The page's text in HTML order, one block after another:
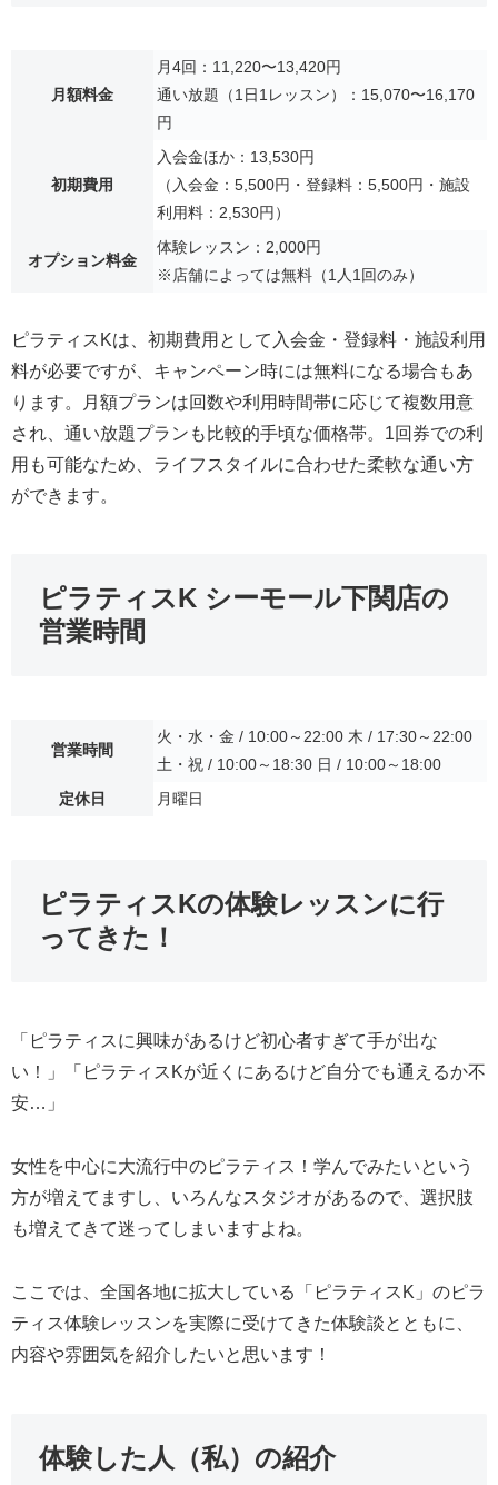
月額料金
月4回：11,220〜13,420円
通い放題（1日1レッスン）：15,070〜16,170
円
初期費用
入会金ほか：13,530円
（入会金：5,500円・登録料：5,500円・施設
利用料：2,530円）
オプション料金
体験レッスン：2,000円
※店舗によっては無料（1人1回のみ）
ピラティスKは、初期費用として入会金・登録料・施設利用
料が必要ですが、キャンペーン時には無料になる場合もあ
ります。月額プランは回数や利用時間帯に応じて複数用意
され、通い放題プランも比較的手頃な価格帯。1回券での利
用も可能なため、ライフスタイルに合わせた柔軟な通い方
ができます。
ピラティスK シーモール下関店の
営業時間
営業時間
火・水・金 / 10:00～22:00 木 / 17:30～22:00
土・祝 / 10:00～18:30 日 / 10:00～18:00
定休日
月曜日
ピラティスKの体験レッスンに行
ってきた！
「ピラティスに興味があるけど初心者すぎて手が出な
い！」「ピラティスKが近くにあるけど自分でも通えるか不
安…」
女性を中心に大流行中のピラティス！学んでみたいという
方が増えてますし、いろんなスタジオがあるので、選択肢
も増えてきて迷ってしまいますよね。
ここでは、全国各地に拡大している「ピラティスK」のピラ
ティス体験レッスンを実際に受けてきた体験談とともに、
内容や雰囲気を紹介したいと思います！
体験した人（私）の紹介